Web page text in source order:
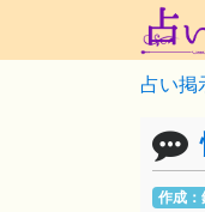
占い掲
作成：